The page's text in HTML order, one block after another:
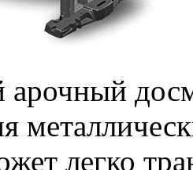
легко